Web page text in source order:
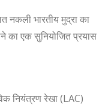
नकली भारतीय मुद्रा का
का एक सुनियोजित प्रयास
नियंत्रण रेखा (LAC)